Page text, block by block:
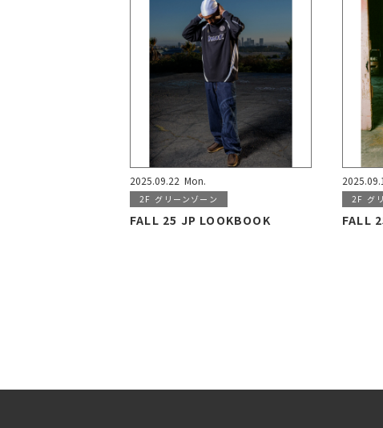
2025.09.22 Mon.
2F グリーンゾーン
FALL 25 JP LOOKBOOK
2F グ
FALL